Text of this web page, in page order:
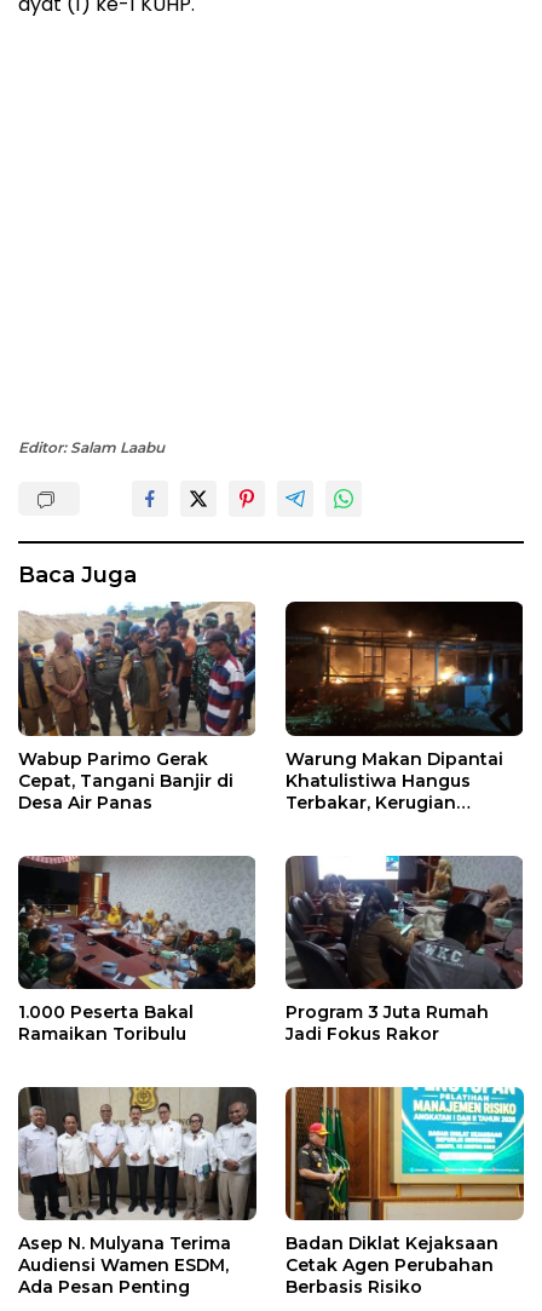
Editor: Salam Laabu
Baca Juga
Wabup Parimo Gerak
Cepat, Tangani Banjir di
Desa Air Panas
Warung Makan Dipantai
Khatulistiwa Hangus
Terbakar, Kerugian
1.000 Peserta Bakal
Ramaikan Toribulu
Program 3 Juta Rumah
Jadi Fokus Rakor
Asep N. Mulyana Terima
Audiensi Wamen ESDM,
Ada Pesan Penting
Badan Diklat Kejaksaan
Cetak Agen Perubahan
Berbasis Risiko